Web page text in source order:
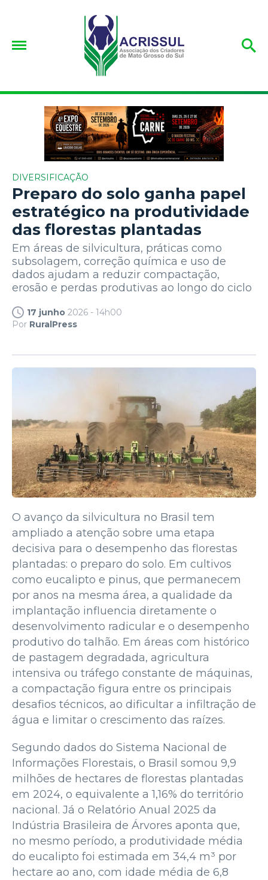
DIVERSIFICAÇÃO
Preparo do solo ganha papel
estratégico na produtividade
das florestas plantadas
Em áreas de silvicultura, práticas como
subsolagem, correção química e uso de
dados ajudam a reduzir compactação,
erosão e perdas produtivas ao longo do ciclo
17 junho 2026 - 14h00
Por RuralPress
O avanço da silvicultura no Brasil tem
ampliado a atenção sobre uma etapa
decisiva para o desempenho das florestas
plantadas: o preparo do solo. Em cultivos
como eucalipto e pinus, que permanecem
por anos na mesma área, a qualidade da
implantação influencia diretamente o
desenvolvimento radicular e o desempenho
produtivo do talhão. Em áreas com histórico
de pastagem degradada, agricultura
intensiva ou tráfego constante de máquinas,
a compactação figura entre os principais
desafios técnicos, ao dificultar a infiltração de
água e limitar o crescimento das raízes.
Segundo dados do Sistema Nacional de
Informações Florestais, o Brasil somou 9,9
milhões de hectares de florestas plantadas
em 2024, o equivalente a 1,16% do território
nacional. Já o Relatório Anual 2025 da
Indústria Brasileira de Árvores aponta que,
no mesmo período, a produtividade média
do eucalipto foi estimada em 34,4 m³ por
hectare ao ano, com idade média de 6,8